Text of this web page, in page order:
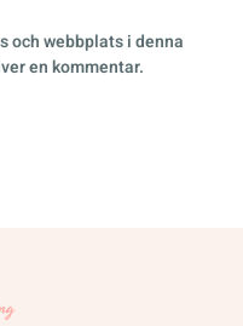
och webbplats i denna
en kommentar.